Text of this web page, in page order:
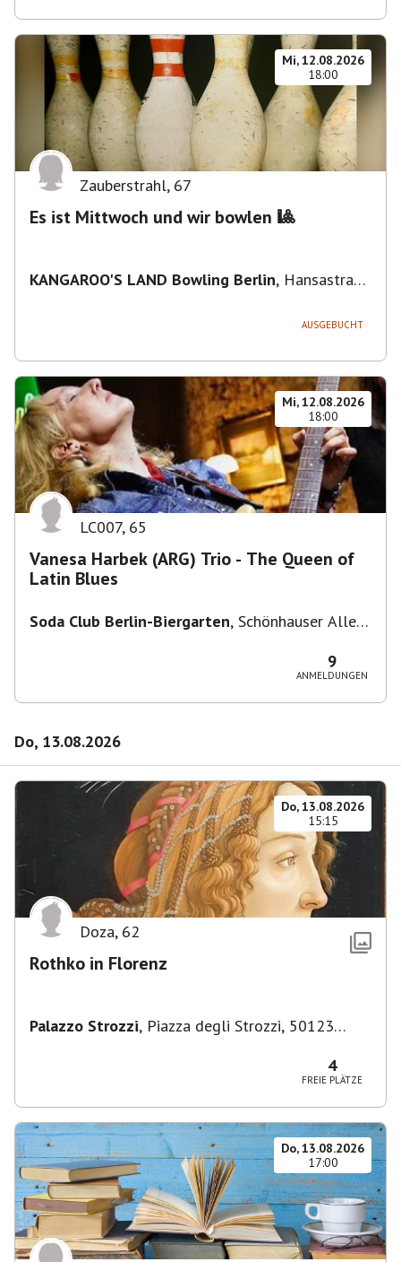
Mi, 12.08.2026
18:00
Zauberstrahl, 67
Es ist Mittwoch und wir bowlen 🎱
KANGAROO'S LAND Bowling Berlin, Hansastraße
AUSGEBUCHT
Mi, 12.08.2026
18:00
LC007, 65
Vanesa Harbek (ARG) Trio - The Queen of
Latin Blues
Soda Club Berlin-Biergarten, Schönhauser Allee
9
ANMELDUNGEN
Do, 13.08.2026
Do, 13.08.2026
15:15
Doza, 62
Rothko in Florenz
Palazzo Strozzi, Piazza degli Strozzi, 50123
4
FREIE PLÄTZE
Do, 13.08.2026
17:00